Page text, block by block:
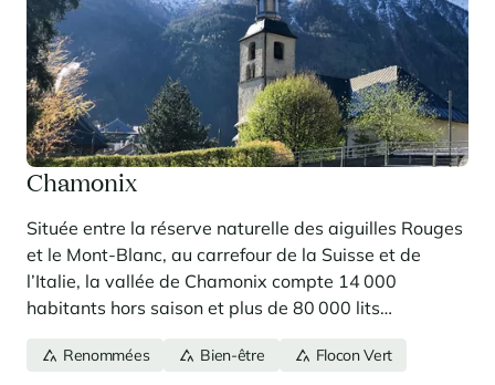
Chamonix
Située entre la réserve naturelle des aiguilles Rouges
et le Mont-Blanc, au carrefour de la Suisse et de
l’Italie, la vallée de Chamonix compte 14 000
habitants hors saison et plus de 80 000 lits
Renommées Bien-être Flocon Vert